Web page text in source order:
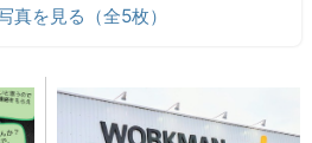
真を見る（全5枚）